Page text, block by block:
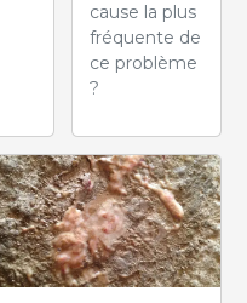
cause la plus
fréquente de
ce problème
?